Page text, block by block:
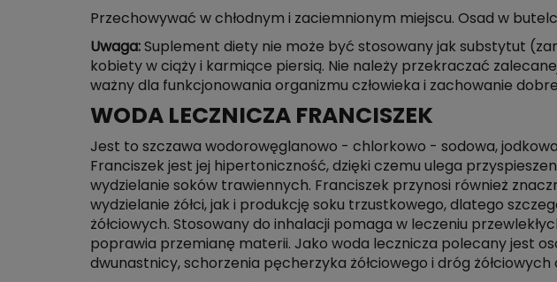
Przechowywać w chłodnym i zaciemnionym miejscu. Osad w
Uwaga: Suplement diety nie może być stosowany jak substytut
kobiety w ciąży i karmiące piersią. Nie należy przekraczać
ważny dla funkcjonowania organizmu człowieka i zachowanie
WODA LECZNICZA FRANCISZEK
Jest to szczawa wodorowęglanowo - chlorkowo - sodowa,
Franciszek jest jej hipertoniczność, dzięki czemu ulega
wydzielanie soków trawiennych. Franciszek przynosi również
wydzielanie żółci, jak i produkcję soku trzustkowego, dlatego
żółciowych. Stosowany do inhalacji pomaga w leczeniu
poprawia przemianę materii. Jako woda lecznicza polecany jest
dwunastnicy, schorzenia pęcherzyka żółciowego i dróg